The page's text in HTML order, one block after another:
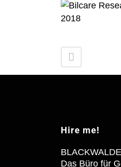
Hire me!
Das Büro für